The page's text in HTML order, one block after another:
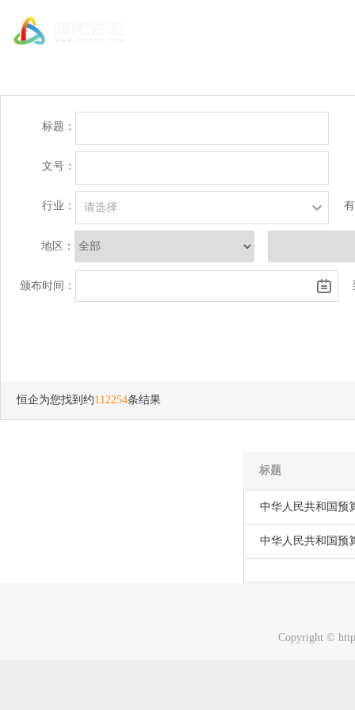
标题：
文号：
行业：
地区：
颁布时间：
恒企为您找到约112254条结果
标题
中华人民共和国预
中华人民共和国预
Copyright ©